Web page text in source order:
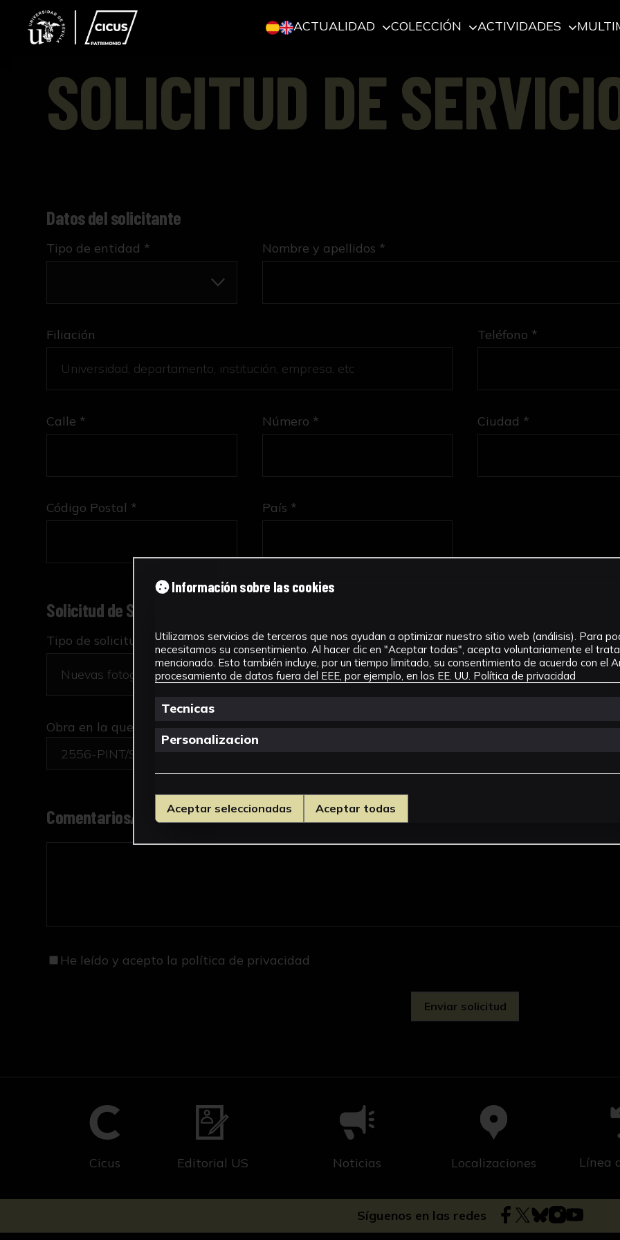
ACTUALIDAD COLECCIÓN ACTIVIDADES
SOLICITUD DE
Datos del solicitante
Tipo de entidad * Nombre y apellidos *
Filiación Teléfono *
Calle * Número * Ciudad *
Código Postal * País *
Solicitud de Servicio
Tipo de solicitud *
Obra en la que está interesado/a
2556-PINT/Ship of Fools (la nave de los locos)
Comentarios/motivo de la solicitud *
He leído y acepto la política de privacidad
Cicus Editorial US Noticias Localizaciones Línea
Síguenos en las redes
Información sobre las cookies
Utilizamos servicios de terceros que nos ayudan a optimizar nuestro sitio web (análisis). Para
necesitamos su consentimiento. Al hacer clic en "Aceptar todas", acepta voluntariamente el
mencionado. Esto también incluye, por un tiempo limitado, su consentimiento de acuerdo con el
procesamiento de datos fuera del EEE, por ejemplo, en los EE. UU. Política de privacidad
Tecnicas
Personalizacion
Aceptar seleccionadas Aceptar todas